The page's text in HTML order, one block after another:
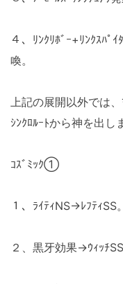
４、ﾘﾝｸﾘﾎﾞｰ+ﾘﾝｸｽﾊﾟ
喚。
上記の展開以外では、
ｼﾝｸﾛﾙｰﾄから神を出し
ｺｽﾞﾐｯｸ①
１、ﾗｲﾃｨNS→ﾚﾌﾃｨSS
２、黒牙効果→ｳｨｯﾁ